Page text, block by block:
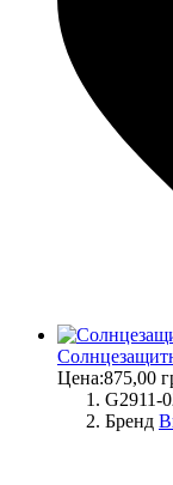
Цена:875,00
G2911-
Бренд